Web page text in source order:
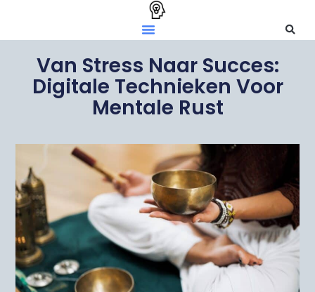
Van Stress Naar Succes:
Digitale Technieken Voor
Mentale Rust